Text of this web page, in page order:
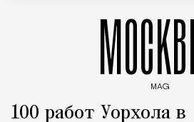
MAG
100 работ Уорхола в